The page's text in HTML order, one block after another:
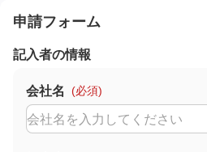
申請フォーム
記入者の情報
会社名 (必須)